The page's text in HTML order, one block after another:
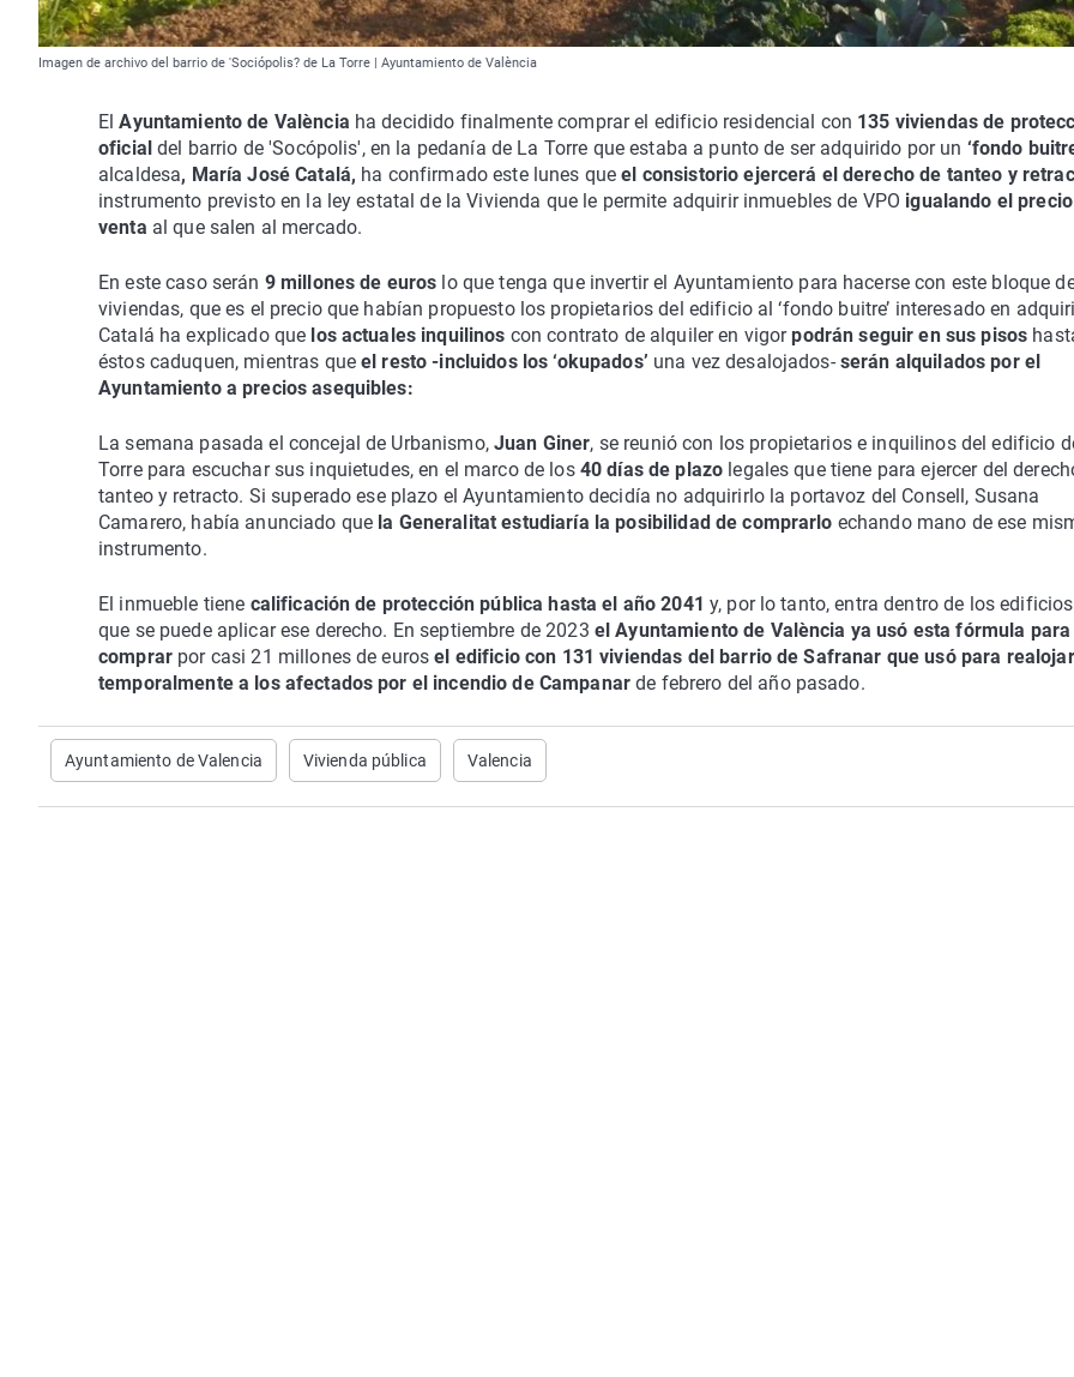
Imagen de archivo del barrio de 'Sociópolis? de La Torre | Ayuntamiento de València
ElAyuntamiento de València ha decidido finalmente comprar el edificio residencial con 135 viviendas de
oficialdel barrio de 'Socópolis', en la pedanía de La Torre que estaba a punto de ser adquirido por un ‘fondo
alcaldesa, María José Catalá, ha confirmado este lunes queel consistorio ejercerá el derecho de tanteo y
instrumento previsto en la ley estatal de la Vivienda que le permite adquirir inmuebles de VPO igualando el
venta al que salen al mercado.
En este caso serán 9 millones de euros lo que tenga que invertir el Ayuntamiento para hacerse con este bloque
viviendas, que es el precio que habían propuesto los propietarios del edificio al ‘fondo buitre’ interesado en
Catalá ha explicado que los actuales inquilinos con contrato de alquiler en vigorpodrán seguir en sus pisos
éstos caduquen, mientras queel resto -incluidos los ‘okupados’ una vez desalojados- serán alquilados por el
Ayuntamiento a precios asequibles:
La semana pasada el concejal de Urbanismo,Juan Giner, se reunió con los propietarios e inquilinos del edificio
Torre para escuchar sus inquietudes, en el marco de los 40 días de plazo legales que tiene para ejercer del
tanteo y retracto. Si superado ese plazo el Ayuntamiento decidía no adquirirlo la portavoz del Consell, Susana
Camarero, había anunciado que la Generalitat estudiaría la posibilidad de comprarlo echando mano de ese
instrumento.
El inmueble tiene calificación de protección pública hasta el año 2041 y, por lo tanto, entra dentro de los
que se puede aplicar ese derecho. En septiembre de 2023 el Ayuntamiento de València ya usó esta fórmula para
comprar por casi 21 millones de euros el edificio con 131 viviendas del barrio de Safranar que usó para realojar
temporalmente a los afectados por el incendio de Campanarde febrero del año pasado.
Ayuntamiento de Valencia Vivienda pública Valencia